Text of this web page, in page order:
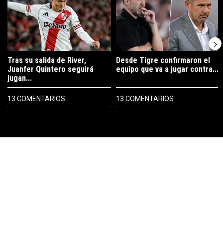
Tras su salida de River,
Juanfer Quintero seguirá
jugan...
13 COMENTARIOS
Desde Tigre confirmaron el
equipo que va a jugar contra...
13 COMENTARIOS